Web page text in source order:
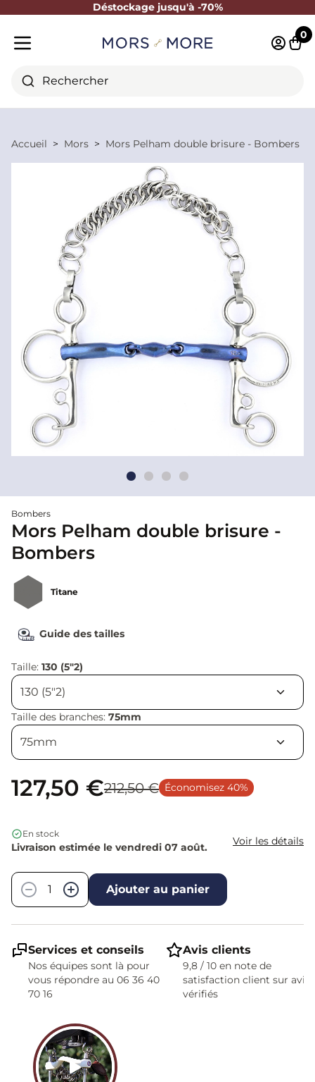
Déstockage jusqu'à -70%
Fermer
Rechercher
0
Accueil Mors Mors Pelham double brisure - Bombers
Bombers
Mors Pelham double brisure -
Bombers
Titane
Guide des tailles
Taille: 130 (5"2)
Taille des branches: 75mm
127,50 €212,50 € Économisez 40%
En stock
Livraison estimée le vendredi 07 août. Voir les détails
−
+ Ajouter au panier
Services et conseils
Nos équipes sont là pour
vous répondre au 06 36 40
70 16
Avis clients
9,8 / 10 en note de
satisfaction client sur avis
vérifiés